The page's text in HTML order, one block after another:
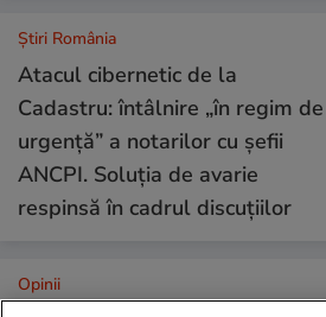
Știri România
Atacul cibernetic de la
Cadastru: întâlnire „în regim de
urgență” a notarilor cu șefii
ANCPI. Soluția de avarie
respinsă în cadrul discuțiilor
Opinii